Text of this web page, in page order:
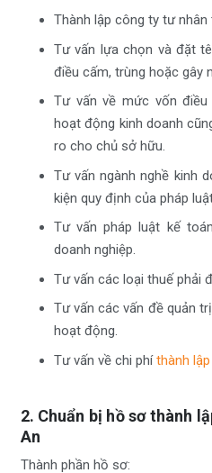
Thành lập công ty tư nhân
Tư vấn lựa chọn và đặt
điều cấm, trùng hoặc gây
Tư vấn về mức vốn
hoạt động kinh doanh
ro cho chủ sở hữu.
Tư vấn ngành nghề kinh
kiện quy định của pháp
Tư vấn pháp luật kế
doanh nghiệp.
Tư vấn các loại thuế phải
Tư vấn các vấn đề quản
hoạt động.
Tư vấn về chi phíthành
2. Chuẩn bị hồ sơ thành
An
Thành phần hồ sơ: